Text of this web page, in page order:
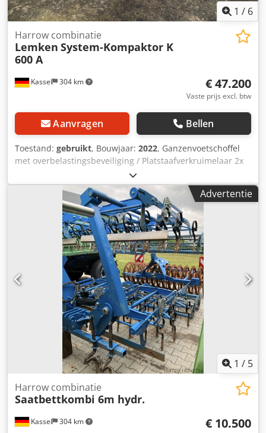
1 / 6
Kassel 304 km
Harrow combinatie
Lemken System-Kompaktor K
600 A
€ 47.200
Vaste prijs excl. btw
Aanvragen Bellen
Toestand: gebruikt, Bouwjaar: 2022, Ganzenvoetschoffel
met overbelastingsbeveiliging / Platstaafverkruimelaar 2x
D270 / Crosskillwals D400 met trekhaak / een set dragers
voor sporenlosmaker / twee snijbalken/egalisatie /
transportonderstel 400/60 – 15.5 / Onderarm-aansluiting
Cat. 3 / Verlichting voor en achter / Keuringsrapport
Dcodpfxjrxutke Agpsk
Advertentie
1 / 5
Kassel 304 km
Harrow combinatie
Saatbettkombi 6m hydr.
€ 10.500